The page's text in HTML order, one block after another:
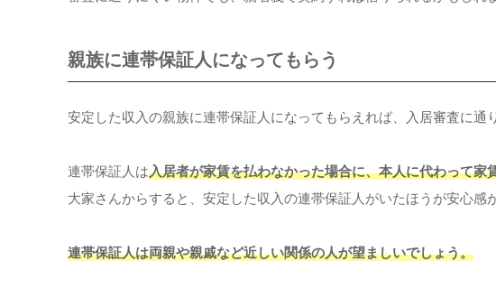
親族に連帯保証人になってもらう
安定した収入の親族に連帯保証人になってもらえれば、入居審査に通
連帯保証人は入居者が家賃を払わなかった場合に、本人に代わって家
大家さんからすると、安定した収入の連帯保証人がいたほうが安心感
連帯保証人は両親や親戚など近しい関係の人が望ましいでしょう。